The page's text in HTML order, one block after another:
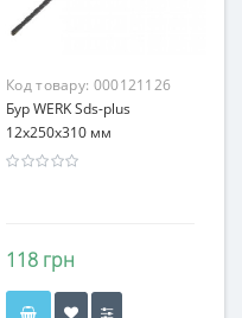
Код товару: 000121126
Бур WERK Sds-plus
12х250x310 мм
118 грн